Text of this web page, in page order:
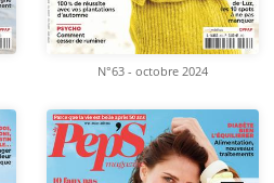
N°63 - octobre 2024